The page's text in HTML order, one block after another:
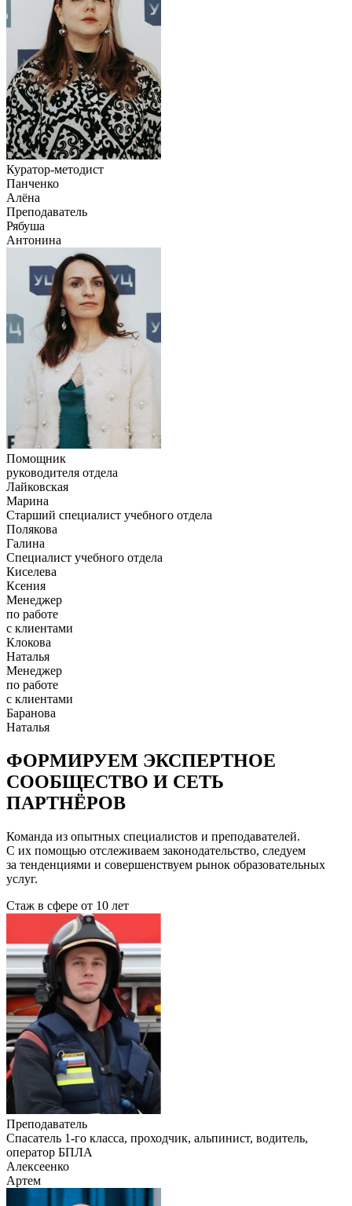
Куратор-методист
Панченко
Алёна
Преподаватель
Рябуша
Антонина
Помощник
руководителя отдела
Лайковская
Марина
Старший специалист учебного отдела
Полякова
Галина
Специалист учебного отдела
Киселева
Ксения
Менеджер
по работе
с клиентами
Клокова
Наталья
Менеджер
по работе
с клиентами
Баранова
Наталья
ФОРМИРУЕМ ЭКСПЕРТНОЕ
СООБЩЕСТВО И СЕТЬ
ПАРТНЁРОВ
Команда из опытных специалистов и преподавателей.
С их помощью отслеживаем законодательство, следуем
за тенденциями и совершенствуем рынок образовательных
услуг.
Стаж в сфере от 10 лет
Преподаватель
Cпасатель 1-го класса, проходчик, альпинист, водитель,
оператор БПЛА
Алексеенко
Артем